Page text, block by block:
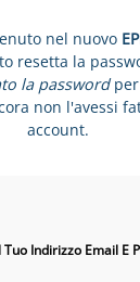
nel nuovo
resetta la
la passwordper
non l'avessi
account.
Tuo Indirizzo Email E